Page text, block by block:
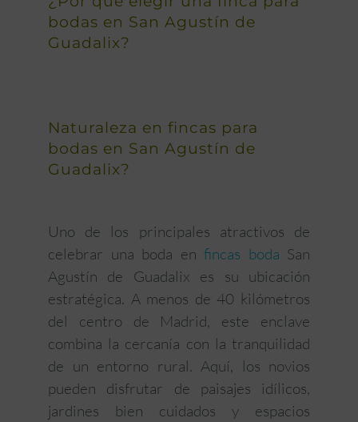
bodas en San Agustín de
Guadalix?
Naturaleza en fincas para
bodas en San Agustín de
Guadalix?
Uno de los principales atractivos de
celebrar una boda en fincas boda San
Agustín de Guadalix es su ubicación
estratégica. A menos de 40 kilómetros
del centro de Madrid, este enclave
combina la cercanía con la tranquilidad
de un entorno rural. Aquí, los novios
pueden disfrutar de paisajes idílicos,
jardines bien cuidados y espacios